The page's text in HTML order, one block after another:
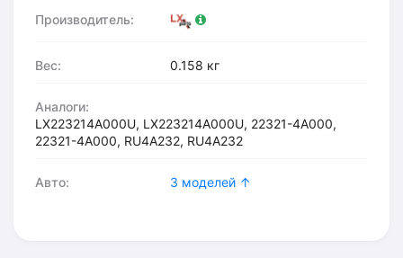
Производитель:
Вес: 0.158 кг
Аналоги:
LX223214A000U, LX223214A000U, 22321-4A000,
22321-4A000, RU4A232, RU4A232
Авто: 3 моделей ↑